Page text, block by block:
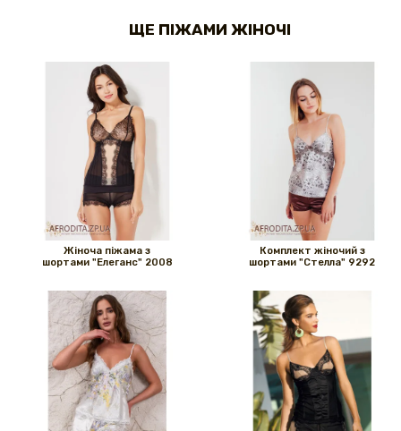
ЩЕ ПІЖАМИ ЖІНОЧІ
Жіноча піжама з
шортами "Елеганс" 2008
Комплект жіночий з
шортами "Стелла" 9292